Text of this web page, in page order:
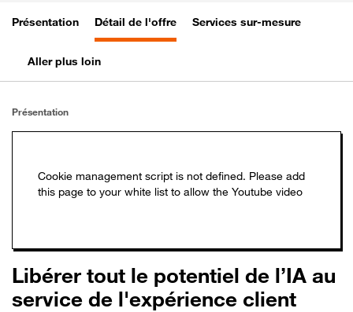
Présentation Détail de l'offre Services sur-mesure
Aller plus loin
Présentation
Libérer tout le potentiel de l’IA au
service de l'expérience client